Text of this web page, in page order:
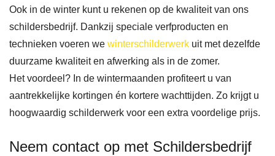
gele
verd
e
werk
, en
Zz
zijn
mer
1
Ook in de winter kunt u rekenen op de kwaliteit van ons
schildersbedrijf. Dankzij speciale verfproducten en
technieken voeren we winterschilderwerk uit met dezelfde
duurzame kwaliteit en afwerking als in de zomer.
Het voordeel? In de wintermaanden profiteert u van
aantrekkelijke kortingen én kortere wachttijden. Zo krijgt u
hoogwaardig schilderwerk voor een extra voordelige prijs.
Neem contact op met Schildersbedrijf